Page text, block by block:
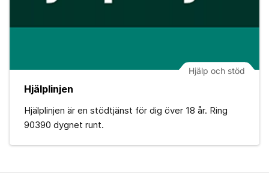
Hjälp och stöd
Hjälplinjen
Hjälplinjen är en stödtjänst för dig över 18 år. Ring
90390 dygnet runt.